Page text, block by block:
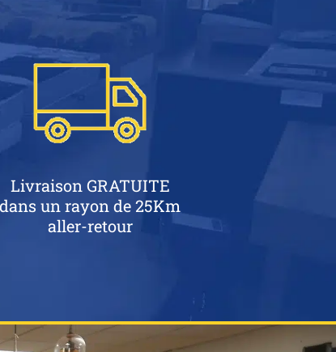
Livraison GRATUITE
dans un rayon de 25Km
aller-retour